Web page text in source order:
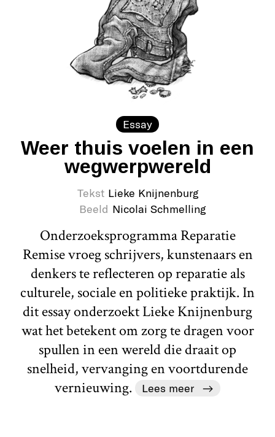
Essay
Weer thuis voelen in een
wegwerpwereld
Tekst Lieke Knijnenburg
Beeld Nicolai Schmelling
Onderzoeksprogramma Reparatie
Remise vroeg schrijvers, kunstenaars en
denkers te reflecteren op reparatie als
culturele, sociale en politieke praktijk. In
dit essay onderzoekt Lieke Knijnenburg
wat het betekent om zorg te dragen voor
spullen in een wereld die draait op
snelheid, vervanging en voortdurende
vernieuwing.
Lees meer